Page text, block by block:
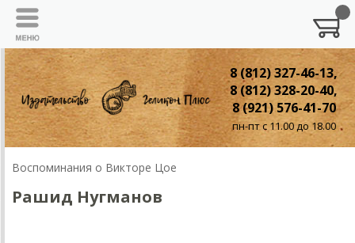
8 (812) 327-46-13,
8 (812) 328-20-40,
8 (921) 576-41-70
пн-пт с 11.00 до 18.00
Воспоминания о Викторе Цое
Рaшид Нугмaнов